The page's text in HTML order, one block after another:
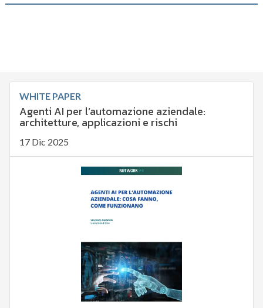
WHITE PAPER
Agenti AI per l’automazione aziendale:
architetture, applicazioni e rischi
17 Dic 2025